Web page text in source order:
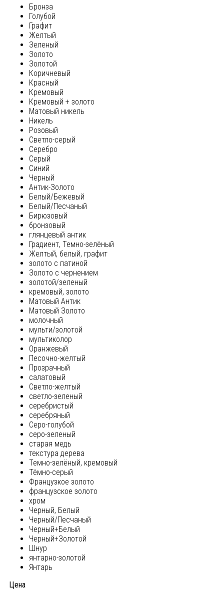
Бронза
Голубой
Графит
Желтый
Зеленый
Золото
Золотой
Коричневый
Красный
Кремовый
Кремовый + золото
Матовый никель
Никель
Розовый
Светло-серый
Серебро
Серый
Синий
Черный
Антик-Золото
Белый/Бежевый
Белый/Песчаный
Бирюзовый
бронзовый
глянцевый антик
Градиент, Темно-зелёный
Желтый, белый, графит
золото с патиной
Золото с чернением
золотой/зеленый
кремовый, золото
Матовый Антик
Матовый Золото
молочный
мульти/золотой
мультиколор
Оранжевый
Песочно-желтый
Прозрачный
салатовый
Светло-желтый
светло-зеленый
серебристый
серебряный
Серо-голубой
серо-зеленый
старая медь
текстура дерева
Темно-зелёный, кремовый
Тёмно-серый
Французкое золото
французское золото
хром
Черный, Белый
Черный/Песчаный
Черный+Белый
Черный+Золотой
Шнур
янтарно-золотой
Янтарь
Цена